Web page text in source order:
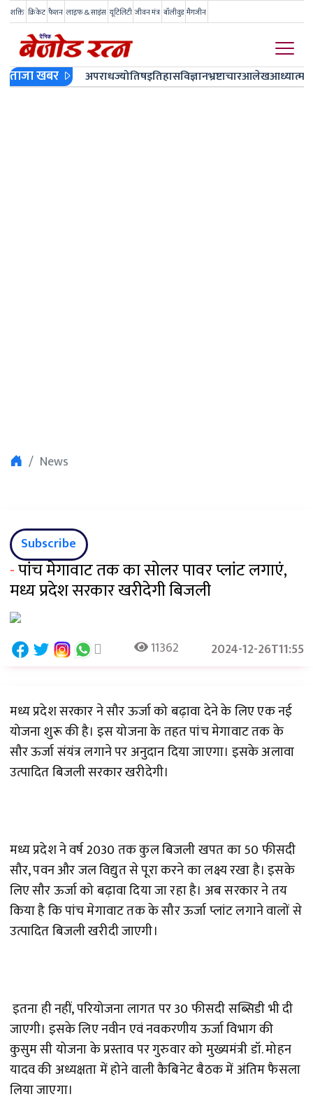
शक्ति क्रिकेट फैशन लाइफ & साइंस यूटिलिटी जीवन मंत्र बॉलीवुड मैगजीन
ताजा खबर अपराधज्योतिषइतिहासविज्ञानभ्रष्टाचारआलेखआध्यात्म
News
Subscribe
-पांच मेगावाट तक का सोलर पावर प्लांट लगाएं,
मध्य प्रदेश सरकार खरीदेगी बिजली
11362 2024-12-26T11:55
मध्य प्रदेश सरकार ने सौर ऊर्जा को बढ़ावा देने के लिए एक नई
योजना शुरू की है। इस योजना के तहत पांच मेगावाट तक के
सौर ऊर्जा संयंत्र लगाने पर अनुदान दिया जाएगा। इसके अलावा
उत्पादित बिजली सरकार खरीदेगी।
मध्य प्रदेश ने वर्ष 2030 तक कुल बिजली खपत का 50 फीसदी
सौर, पवन और जल विद्युत से पूरा करने का लक्ष्य रखा है। इसके
लिए सौर ऊर्जा को बढ़ावा दिया जा रहा है। अब सरकार ने तय
किया है कि पांच मेगावाट तक के सौर ऊर्जा प्लांट लगाने वालों से
उत्पादित बिजली खरीदी जाएगी।
इतना ही नहीं, परियोजना लागत पर 30 फीसदी सब्सिडी भी दी
जाएगी। इसके लिए नवीन एवं नवकरणीय ऊर्जा विभाग की
कुसुम सी योजना के प्रस्ताव पर गुरुवार को मुख्यमंत्री डॉ. मोहन
यादव की अध्यक्षता में होने वाली कैबिनेट बैठक में अंतिम फैसला
लिया जाएगा।